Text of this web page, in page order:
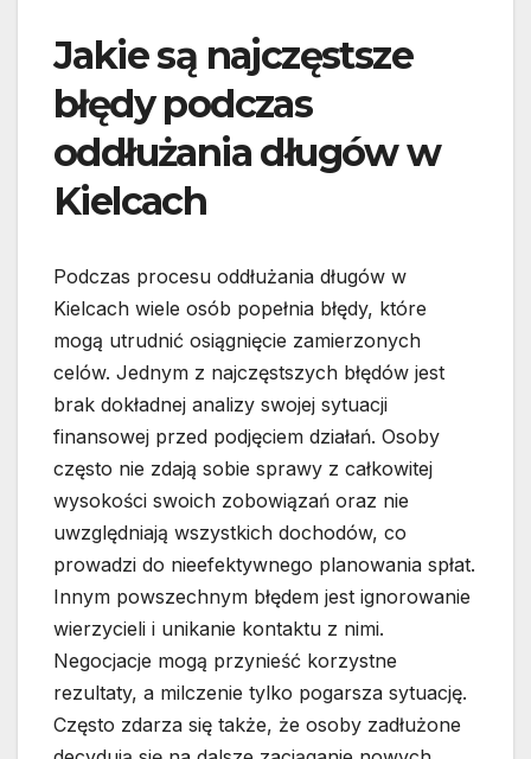
Jakie są najczęstsze
błędy podczas
oddłużania długów w
Kielcach
Podczas procesu oddłużania długów w
Kielcach wiele osób popełnia błędy, które
mogą utrudnić osiągnięcie zamierzonych
celów. Jednym z najczęstszych błędów jest
brak dokładnej analizy swojej sytuacji
finansowej przed podjęciem działań. Osoby
często nie zdają sobie sprawy z całkowitej
wysokości swoich zobowiązań oraz nie
uwzględniają wszystkich dochodów, co
prowadzi do nieefektywnego planowania spłat.
Innym powszechnym błędem jest ignorowanie
wierzycieli i unikanie kontaktu z nimi.
Negocjacje mogą przynieść korzystne
rezultaty, a milczenie tylko pogarsza sytuację.
Często zdarza się także, że osoby zadłużone